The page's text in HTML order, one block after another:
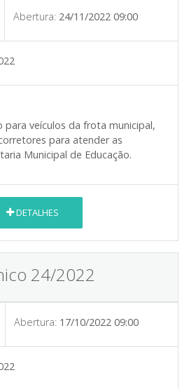
Abertura: 24/11/2022 09:00
veículos da frota municipal,
para atender as
Municipal de Educação.
DETALHES
24/2022
Abertura: 17/10/2022 09:00